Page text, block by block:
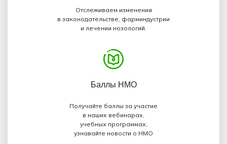
Отслеживаем изменения
в законодательстве, фарминдустрии
и лечении нозологий.
Баллы НМО
Получайте баллы за участие
в наших вебинарах,
учебных программах,
узнавайте новости о НМО